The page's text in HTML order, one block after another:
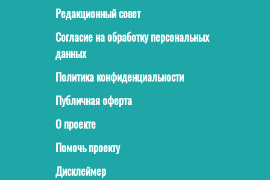
Редакционный совет
Согласие на обработку персональных
данных
Политика конфиденциальности
Публичная оферта
О проекте
Помочь проекту
Дисклеймер